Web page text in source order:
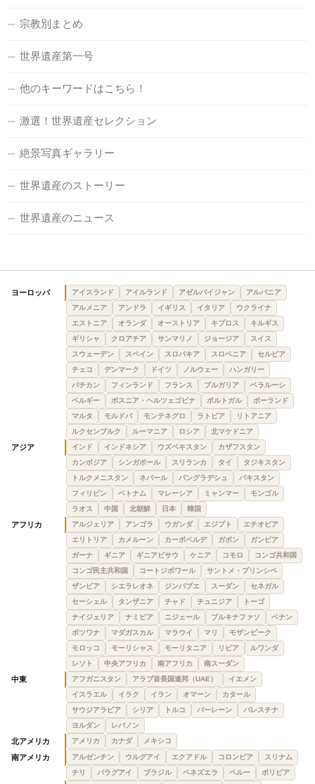
宗教別まとめ
世界遺産第一号
他のキーワードはこちら！
激選！世界遺産セレクション
絶景写真ギャラリー
世界遺産のストーリー
世界遺産のニュース
ヨーロッパ アイスランド アイルランド アゼルバイジャン
アルバニア
アルメニア
アンドラ イギリス イタリア
ウクライナ
エストニア
オランダ オーストリア キプロス
キルギス
ギリシャ
クロアチア サンマリノ ジョージア
スイス
スウェーデン
スペイン スロバキア スロベニア
セルビア
チェコ
デンマーク ドイツ ノルウェー
ハンガリー
バチカン
フィンランド フランス ブルガリア
ベラルーシ
ベルギー
ボスニア・ヘルツェゴビナ ポルトガル
ポーランド
マルタ
モルドバ モンテネグロ ラトビア
リトアニア
ルクセンブルク
ルーマニア ロシア 北マケドニア
アジア インド インドネシア ウズベキスタン
カザフスタン
カンボジア
シンガポール スリランカ タイ
タジキスタン
トルクメニスタン
ネパール バングラデシュ
パキスタン
フィリピン
ベトナム マレーシア ミャンマー
モンゴル
ラオス
中国 北朝鮮 日本 韓国
アフリカ アルジェリア アンゴラ ウガンダ エジプト
エチオピア
エリトリア
カメルーン カーボベルデ ガボン
ガンビア
ガーナ
ギニア ギニアビサウ ケニア コモロ
コンゴ共和国
コンゴ民主共和国
コートジボワール
サントメ・プリンシペ
ザンビア
シエラレオネ ジンバブエ スーダン
セネガル
セーシェル
タンザニア チャド チュニジア
トーゴ
ナイジェリア
ナミビア ニジェール ブルキナファソ
ベナン
ボツワナ
マダガスカル マラウイ マリ
モザンビーク
モロッコ
モーリシャス モーリタニア リビア
ルワンダ
レソト
中央アフリカ 南アフリカ 南スーダン
中東 アフガニスタン アラブ首長国連邦（UAE）
イエメン
イスラエル
イラク イラン オマーン
カタール
サウジアラビア
シリア トルコ バーレーン
パレスチナ
ヨルダン
レバノン
北アメリカ アメリカ カナダ メキシコ
南アメリカ アルゼンチン ウルグアイ エクアドル コロンビア
スリナム
チリ
パラグアイ ブラジル ベネズエラ ペルー ボリビア